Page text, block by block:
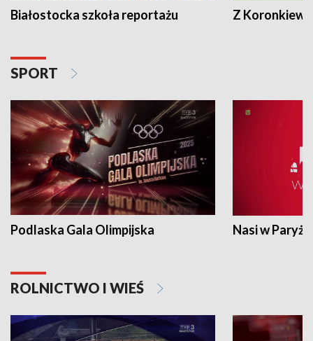
Białostocka szkoła reportażu Z
SPORT
Podlaska Gala Olimpijska Nasi w Paryżu
ROLNICTWO I WIEŚ